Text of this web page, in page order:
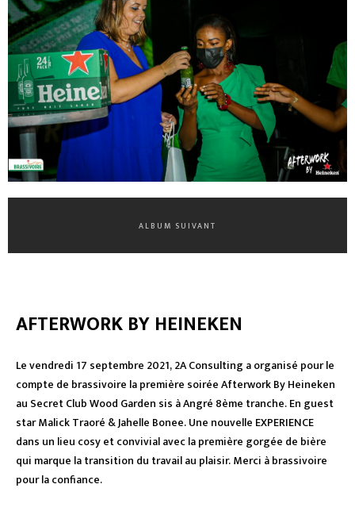
ALBUM SUIVANT
AFTERWORK BY HEINEKEN
Le vendredi 17 septembre 2021, 2A Consulting a organisé pour le
compte de brassivoire la première soirée Afterwork By Heineken
au Secret Club Wood Garden sis à Angré 8ème tranche. En guest
star Malick Traoré & Jahelle Bonee. Une nouvelle EXPERIENCE
dans un lieu cosy et convivial avec la première gorgée de bière
qui marque la transition du travail au plaisir. Merci à brassivoire
pour la confiance.